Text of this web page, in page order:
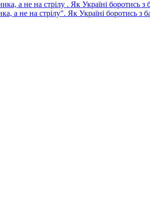
а не на стрілу". Як Україні боротись з